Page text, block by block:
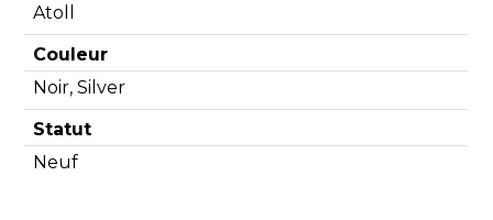
Atoll
Couleur
Noir, Silver
Statut
Neuf